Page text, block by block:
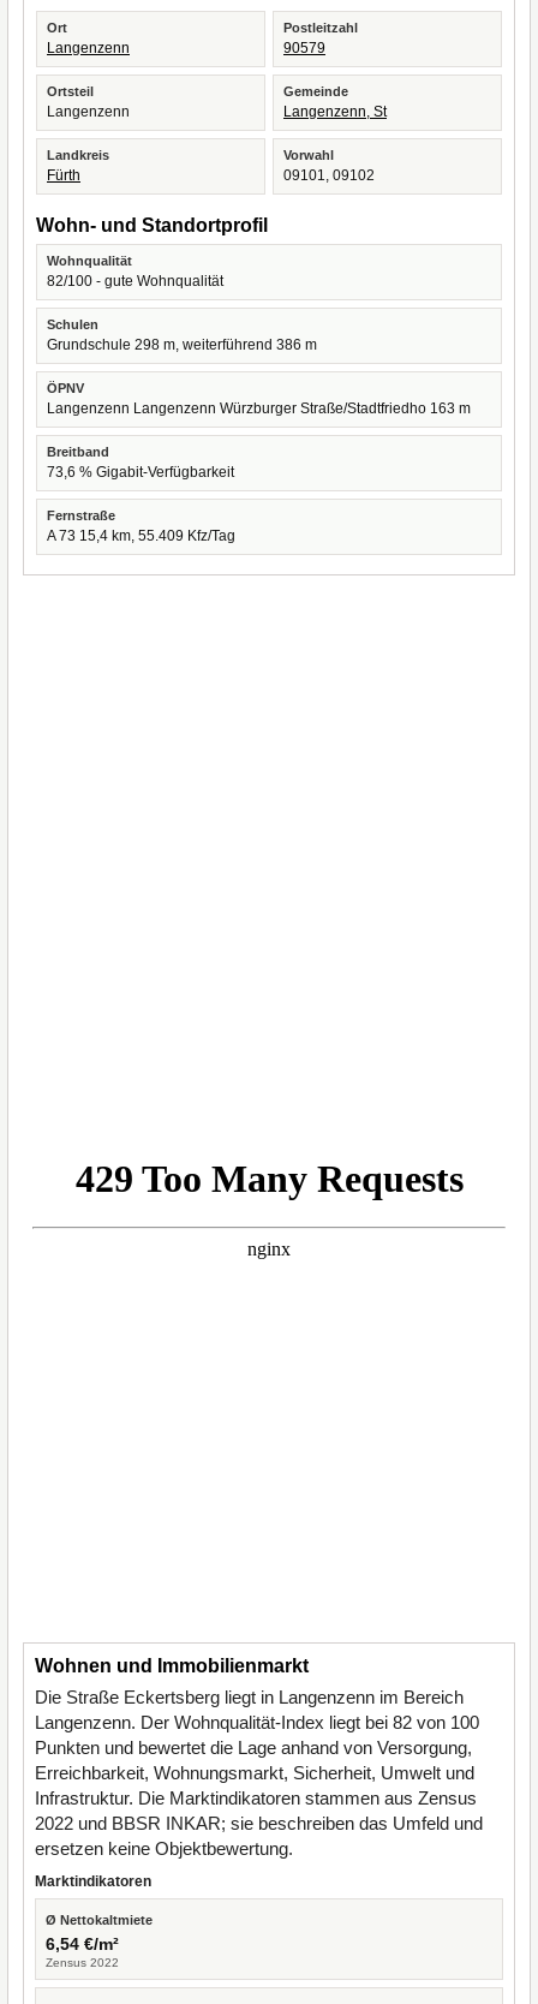
Ort
Langenzenn
Postleitzahl
90579
Ortsteil
Langenzenn
Gemeinde
Langenzenn, St
Landkreis
Fürth
Vorwahl
09101, 09102
Wohn- und Standortprofil
Wohnqualität
82/100 - gute Wohnqualität
Schulen
Grundschule 298 m, weiterführend 386 m
ÖPNV
Langenzenn Langenzenn Würzburger Straße/Stadtfriedho 163 m
Breitband
73,6 % Gigabit-Verfügbarkeit
Fernstraße
A 73 15,4 km, 55.409 Kfz/Tag
Wohnen und Immobilienmarkt
Die Straße Eckertsberg liegt in Langenzenn im Bereich
Langenzenn. Der Wohnqualität-Index liegt bei 82 von 100
Punkten und bewertet die Lage anhand von Versorgung,
Erreichbarkeit, Wohnungsmarkt, Sicherheit, Umwelt und
Infrastruktur. Die Marktindikatoren stammen aus Zensus
2022 und BBSR INKAR; sie beschreiben das Umfeld und
ersetzen keine Objektbewertung.
Marktindikatoren
Ø Nettokaltmiete
6,54 €/m²
Zensus 2022